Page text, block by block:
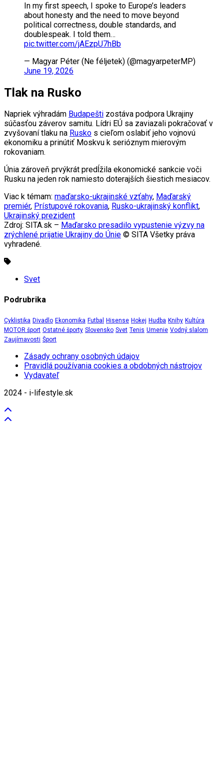
In my first speech, I spoke to Europe’s leaders
about honesty and the need to move beyond
political correctness, double standards, and
doublespeak. I told them…
pic.twitter.com/jAEzpU7hBb
— Magyar Péter (Ne féljetek) (@magyarpeterMP)
June 19, 2026
Tlak na Rusko
Napriek výhradám Budapešti zostáva podpora Ukrajiny
súčasťou záverov samitu. Lídri EÚ sa zaviazali pokračovať v
zvyšovaní tlaku na Rusko s cieľom oslabiť jeho vojnovú
ekonomiku a prinútiť Moskvu k serióznym mierovým
rokovaniam.
Únia zároveň prvýkrát predĺžila ekonomické sankcie voči
Rusku na jeden rok namiesto doterajších šiestich mesiacov.
Viac k témam: maďarsko-ukrajinské vzťahy, Maďarský
premiér, Prístupové rokovania, Rusko-ukrajinský konflikt,
Ukrajinský prezident
Zdroj: SITA.sk – Maďarsko presadilo vypustenie výzvy na
zrýchlené prijatie Ukrajiny do Únie © SITA Všetky práva
vyhradené.
Svet
Podrubrika
Cyklistika Divadlo Ekonomika Futbal Hisense Hokej Hudba Knihy Kultúra
MOTOR šport Ostatné športy Slovensko Svet Tenis Umenie Vodný slalom
Zaujímavosti Šport
Zásady ochrany osobných údajov
Pravidlá používania cookies a obdobných nástrojov
Vydavateľ
2024 - i-lifestyle.sk